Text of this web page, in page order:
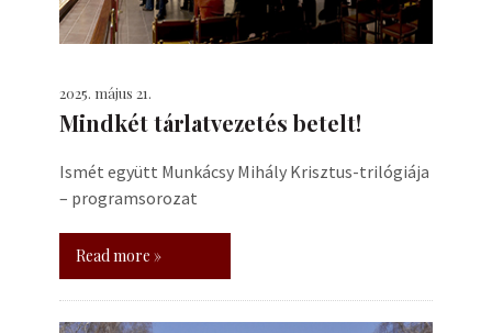
2025. május 21.
Mindkét tárlatvezetés betelt!
Ismét együtt Munkácsy Mihály Krisztus-trilógiája
– programsorozat
Read more »